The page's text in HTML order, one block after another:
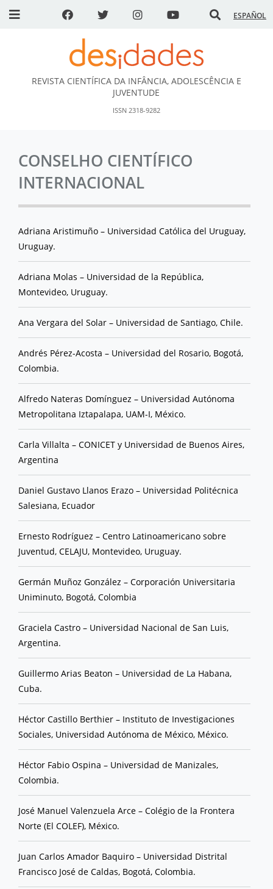
ESPAÑOL
DESidades
REVISTA CIENTÍFICA DA INFÂNCIA, ADOLESCÊNCIA E
JUVENTUDE
ISSN 2318-9282
CONSELHO CIENTÍFICO
INTERNACIONAL
Adriana Aristimuño – Universidad Católica del Uruguay,
Uruguay.
Adriana Molas – Universidad de la República,
Montevideo, Uruguay.
Ana Vergara del Solar – Universidad de Santiago, Chile.
Andrés Pérez-Acosta – Universidad del Rosario, Bogotá,
Colombia.
Alfredo Nateras Domínguez – Universidad Autónoma
Metropolitana Iztapalapa, UAM-I, México.
Carla Villalta – CONICET y Universidad de Buenos Aires,
Argentina
Daniel Gustavo Llanos Erazo – Universidad Politécnica
Salesiana, Ecuador
Ernesto Rodríguez – Centro Latinoamericano sobre
Juventud, CELAJU, Montevideo, Uruguay.
Germán Muñoz González – Corporación Universitaria
Uniminuto, Bogotá, Colombia
Graciela Castro – Universidad Nacional de San Luis,
Argentina.
Guillermo Arias Beaton – Universidad de La Habana,
Cuba.
Héctor Castillo Berthier – Instituto de Investigaciones
Sociales, Universidad Autónoma de México, México.
Héctor Fabio Ospina – Universidad de Manizales,
Colombia.
José Manuel Valenzuela Arce – Colégio de la Frontera
Norte (El COLEF), México.
Juan Carlos Amador Baquiro – Universidad Distrital
Francisco José de Caldas, Bogotá, Colombia.